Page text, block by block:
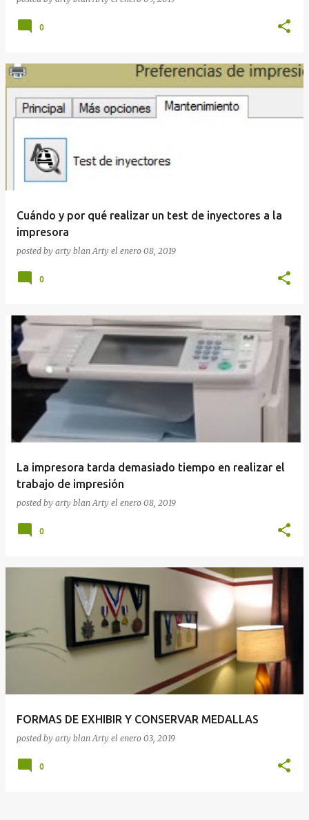
0
Cuándo y por qué realizar un test de inyectores a la
impresora
posted by arty blanArty el enero 08, 2019
0
La impresora tarda demasiado tiempo en realizar el
trabajo de impresión
posted by arty blanArty el enero 08, 2019
0
FORMAS DE EXHIBIR Y CONSERVAR MEDALLAS
posted by arty blanArty el enero 03, 2019
0